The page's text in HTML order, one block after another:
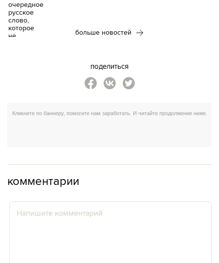
больше новостей
поделиться
комментарии